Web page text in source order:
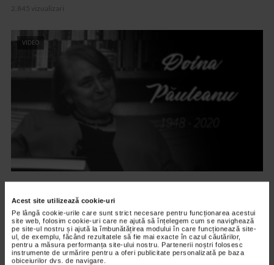
Acest site utilizează cookie-uri
Pe lângă cookie-urile care sunt strict necesare pentru funcționarea acestui
site web, folosim cookie-uri care ne ajută să înțelegem cum se navighează
pe site-ul nostru și ajută la îmbunătățirea modului în care funcționează site-
ul, de exemplu, făcând rezultatele să fie mai exacte în cazul căutărilor,
pentru a măsura performanța site-ului nostru. Partenerii noștri folosesc
instrumente de urmărire pentru a oferi publicitate personalizată pe baza
obiceiurilor dvs. de navigare.
2.845 vizualizari
VIDEO
ALTE MATERIALE
MNAR – EVOCARE DOINA PAULEANU
2.949 vizualizari
RECOMANDĂRI